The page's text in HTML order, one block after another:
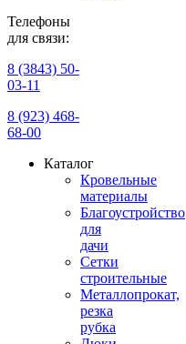
Телефоны
для связи:
8 (3843) 50-
03-11
8 (923) 468-
68-00
Каталог
Кровельные
материалы
Благоустройство
для
дачи
Сетки
строительные
Металлопрокат,
резка
рубка